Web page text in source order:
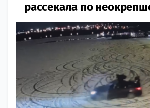
рассекала по